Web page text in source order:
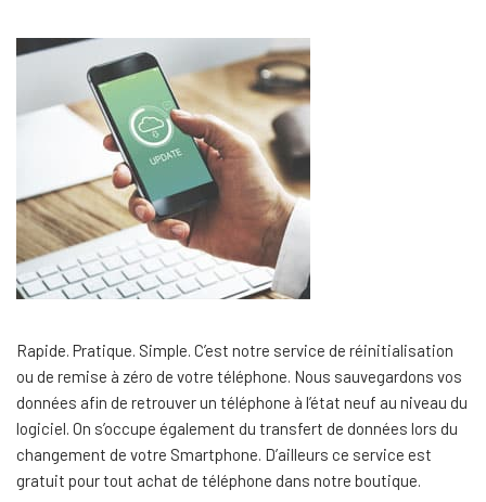
Rapide. Pratique. Simple. C’est notre service de réinitialisation
ou de remise à zéro de votre téléphone. Nous sauvegardons vos
données afin de retrouver un téléphone à l’état neuf au niveau du
logiciel. On s’occupe également du transfert de données lors du
changement de votre Smartphone. D’ailleurs ce service est
gratuit pour tout achat de téléphone dans notre boutique.